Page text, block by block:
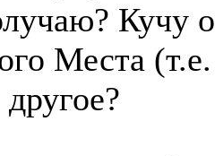
Кучу
Места
другое?